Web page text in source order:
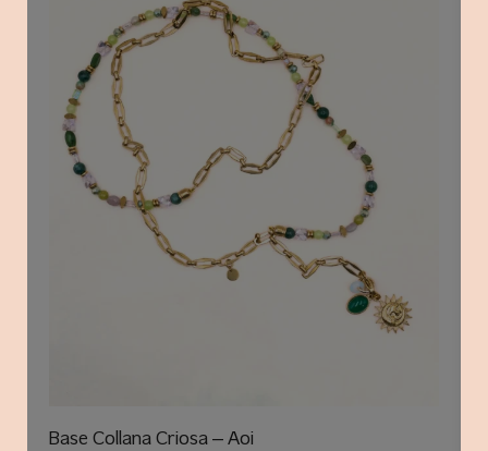
Base Collana Criosa – Aoi